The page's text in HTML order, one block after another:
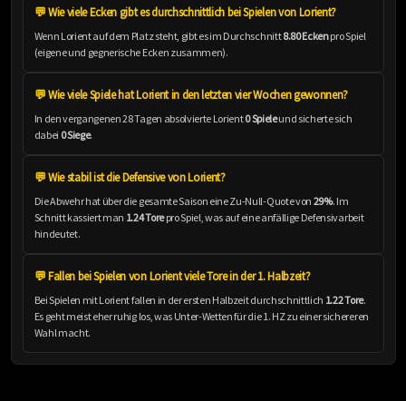
💬 Wie viele Ecken gibt es durchschnittlich bei Spielen von Lorient?
Wenn Lorient auf dem Platz steht, gibt es im Durchschnitt8.80 Eckenpro Spiel
(eigene und gegnerische Ecken zusammen).
💬 Wie viele Spiele hat Lorient in den letzten vier Wochen gewonnen?
In den vergangenen 28 Tagen absolvierte Lorient0 Spieleund sicherte sich
dabei 0 Siege.
💬 Wie stabil ist die Defensive von Lorient?
Die Abwehr hat über die gesamte Saison eine Zu-Null-Quote von 29%. Im
Schnitt kassiert man 1.24 Torepro Spiel, was auf eine anfällige Defensivarbeit
hindeutet.
💬 Fallen bei Spielen von Lorient viele Tore in der 1. Halbzeit?
Bei Spielen mit Lorient fallen in der ersten Halbzeit durchschnittlich 1.22 Tore.
Es geht meist eher ruhig los, was Unter-Wetten für die 1. HZ zu einer sichereren
Wahl macht.